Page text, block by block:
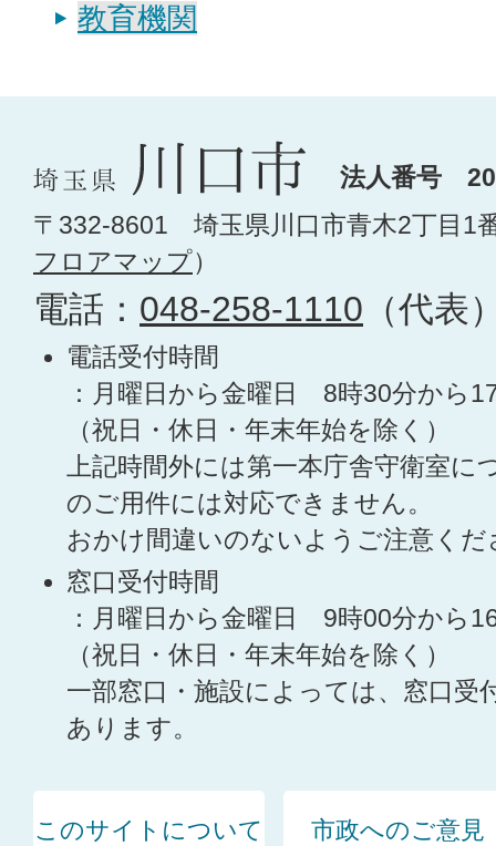
教育機関
法人番号
〒332-8601 埼玉県川口市青木2丁目1
フロアマップ）
電話： 048-258-1110 （代表
電話受付時間
：月曜日から金曜日 8時30分から
（祝日・休日・年末年始を除く）
上記時間外には第一本庁舎守衛室に
のご用件には対応できません。
おかけ間違いのないようご注意くだ
窓口受付時間
：月曜日から金曜日 9時00分から
（祝日・休日・年末年始を除く）
一部窓口・施設によっては、窓口受
あります。
このサイトについて 市政へのご意見